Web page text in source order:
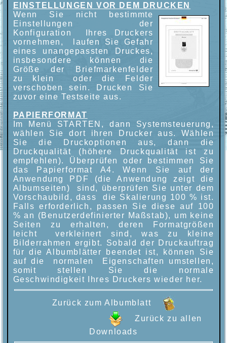
EINSTELLUNGEN VOR DEM DRUCKEN
Wenn Sie nicht bestimmte
Einstellungen der
Konfiguration Ihres Druckers
vornehmen, laufen Sie Gefahr
eines unangepassten Druckes,
insbesondere können die
Größe der Briefmarkenfelder
zu klein oder die Felder
verschoben sein. Drucken Sie
zuvor eine Testseite aus.
PAPIERFORMAT
Im Menü STARTEN, dann Systemsteuerung,
wählen Sie dort ihren Drucker aus. Wählen
Sie die Druckoptionen aus, dann die
Druckqualität (höhere Druckqualität ist zu
empfehlen). Überprüfen oder bestimmen Sie
das Papierformat A4. Wenn Sie auf der
Anwendung PDF (die Anwendung zeigt die
Albumseiten) sind, überprüfen Sie unter dem
Vorschaubild, dass die Skalierung 100 % ist.
Falls erforderlich, passen Sie diese auf 100
% an (Benutzerdefinierter Maßstab), um keine
Seiten zu erhalten, deren Formatgrößen
leicht verkleinert sind, was zu kleine
Bilderrahmen ergibt. Sobald der Druckauftrag
für die Albumblätter beendet ist, können Sie
auf die normalen Eigenschaften umstellen,
somit stellen Sie die normale
Geschwindigkeit Ihres Druckers wieder her.
Zurück zum Albumblatt
Zurück zu allen
Downloads